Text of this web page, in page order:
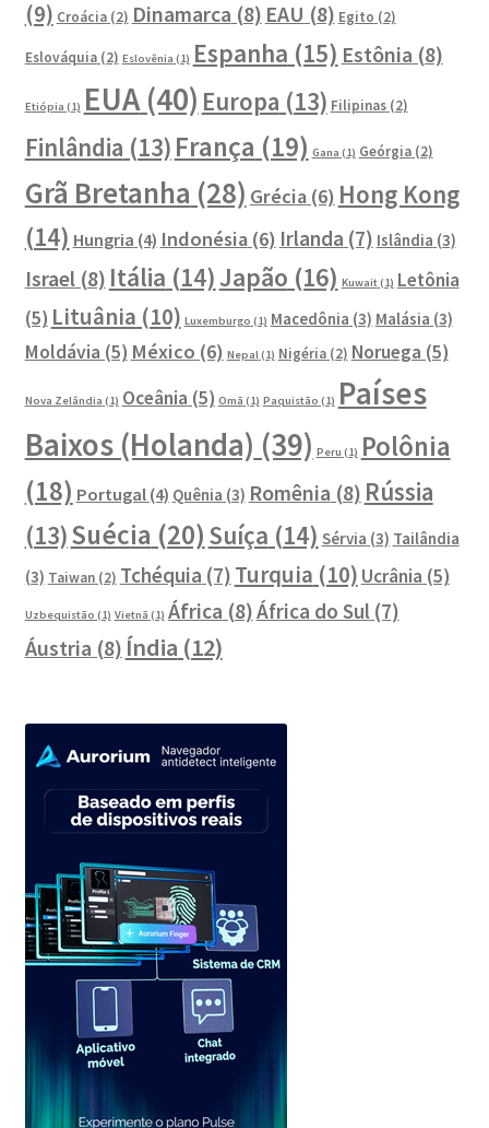
(9) Croácia(2) Dinamarca (8) EAU (8) Egito (2)
Eslováquia(2) Eslovênia (1) Espanha (15) Estônia (8)
Etiópia (1) EUA(40) Europa (13) Filipinas(2)
Finlândia (13) França (19) Gana (1) Geórgia(2)
Grã Bretanha (28) Grécia(6) Hong Kong
(14) Hungria (4) Indonésia(6) Irlanda (7) Islândia (3)
Israel(8) Itália (14)Japão (16) Kuwait(1) Letônia
(5) Lituânia (10) Luxemburgo (1) Macedônia (3) Malásia (3)
Moldávia (5) México (6) Nepal(1) Nigéria(2) Noruega (5)
Nova Zelândia (1) Oceânia (5) Omã (1) Paquistão (1) Países
Baixos (Holanda) (39) Peru (1) Polônia
(18) Portugal(4) Quênia (3) Romênia (8) Rússia
(13)Suécia (20) Suíça (14) Sérvia (3) Tailândia
(3) Taiwan(2) Tchéquia (7) Turquia (10) Ucrânia (5)
Uzbequistão (1) Vietnã (1) África (8)África do Sul(7)
Áustria (8) Índia (12)